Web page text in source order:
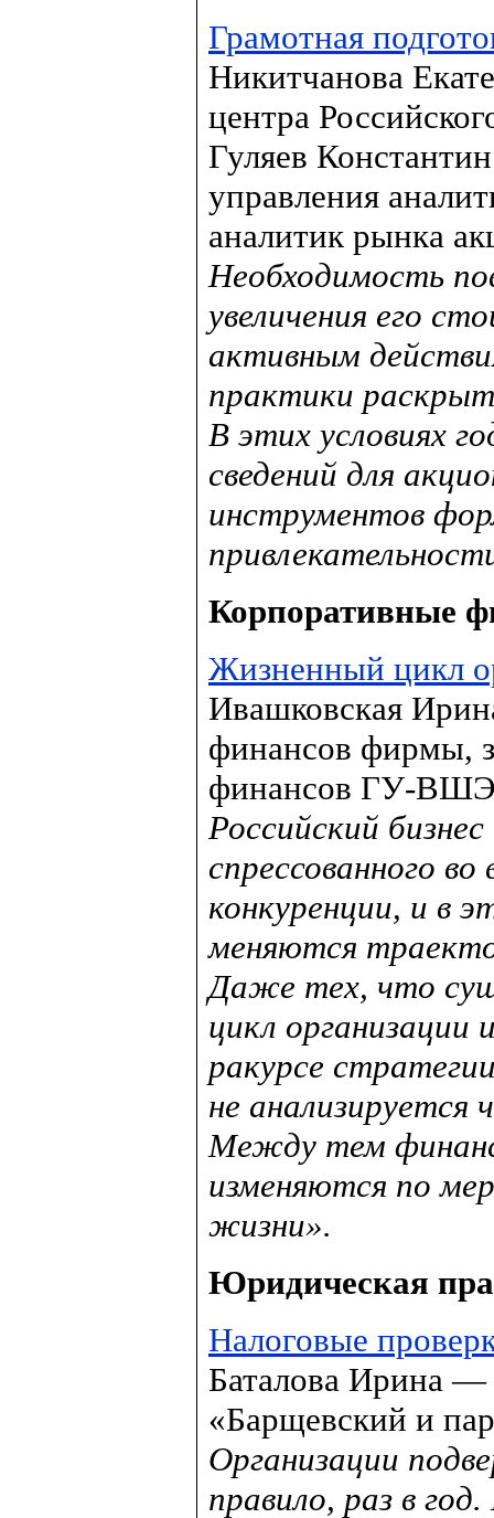
Грамотная
Никитчанова
центра
Гуляев
управления
аналитик рынка
Необходимость
увеличения его
активным
практики
В этих условиях
сведений для
инструментов
Корпоративные
Жизненный цикл
Ивашковская
финансов фирмы,
финансов ГУ-
Российский
спрессованного
конкуренции, и в
меняются
Даже тех, что
цикл организации
ракурсе
не анализируется
Между тем
изменяются по
жизни».
Юридическая
Налоговые
Баталова Ирина —
«Барщевский и
Организации
правило, раз в